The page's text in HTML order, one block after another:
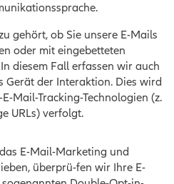
gehört, ob Sie unsere E-Mails
oder mit eingebetteten
diesem Fall erfassen wir auch
Gerät der Interaktion. Dies wird
Mail-Tracking-Technologien (z.
URLs) verfolgt.
E-Mail-Marketing und
überprü-fen wir Ihre E-